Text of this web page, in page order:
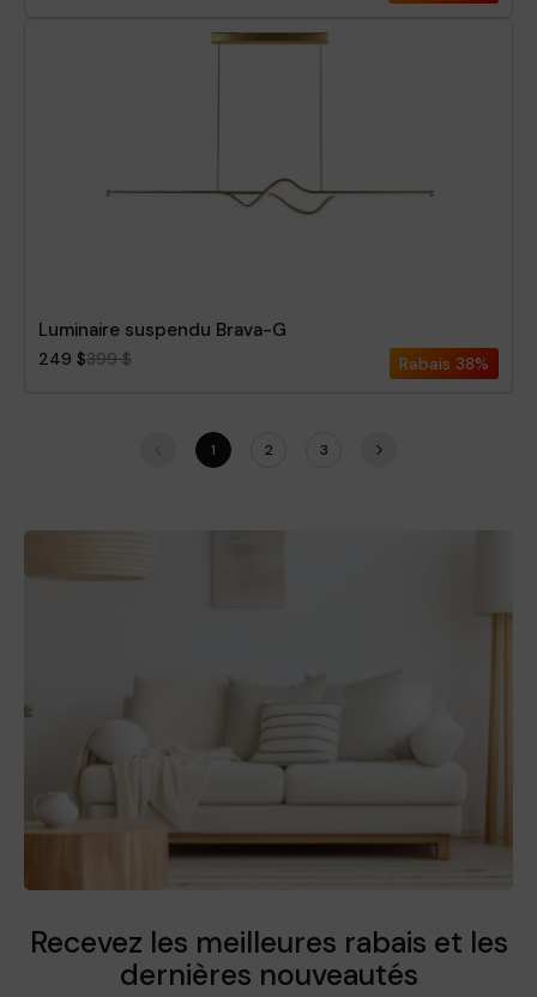
Luminaire suspendu Brava-G
249 $399 $ Rabais 38%
1 2 3
Recevez les meilleures rabais et les
dernières nouveautés